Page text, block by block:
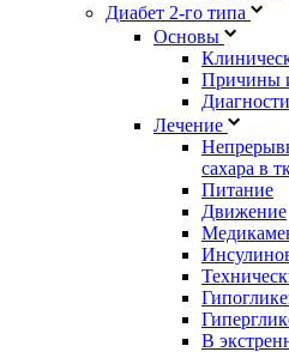
Диабет 2-го типа
Основы
Причины
Лечение
сахара в
Питание
Движение
В